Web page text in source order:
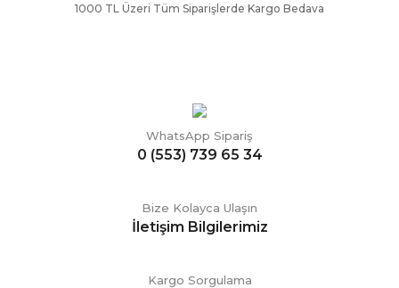
1000 TL Üzeri Tüm Siparişlerde Kargo Bedava
WhatsApp Sipariş
0 (553) 739 65 34
Bize Kolayca Ulaşın
İletişim Bilgilerimiz
Kargo Sorgulama